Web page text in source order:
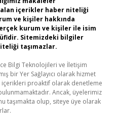
alan içerikler haber niteliği
ve kişiler hakkında
kurum ve kişiler ile isim
Sitemizdeki bilgiler
taşımazlar.
Bilgi Teknolojileri ve İletişim
bir Yer Sağlayıcı olarak hizmet
proaktif olarak denetleme
Ancak, üyelerimiz
taşımakta olup, siteye üye olarak